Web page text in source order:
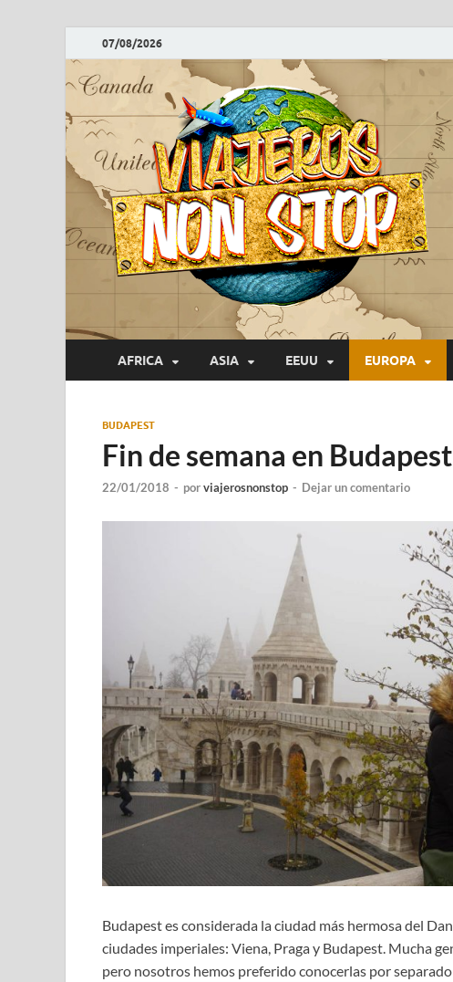
07/08/2026
AFRICA ASIA EEUU EUROPA
BUDAPEST
Fin de semana en Budapest
22/01/2018 - porviajerosnonstop - Dejar un comentario
Budapest es considerada la ciudad más hermosa del
ciudades imperiales: Viena, Praga y Budapest. Mucha
pero nosotros hemos preferido conocerlas por